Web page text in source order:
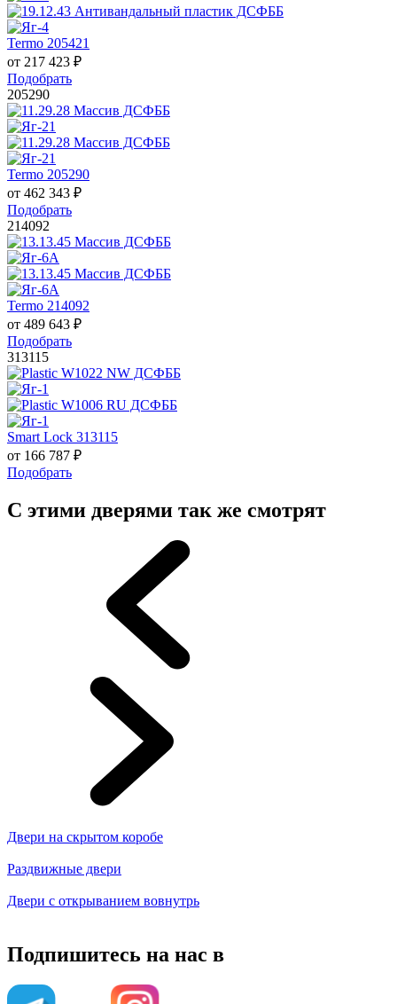
Termo 205421
от 217 423 ₽
Подобрать
205290
Termo 205290
от 462 343 ₽
Подобрать
214092
Termo 214092
от 489 643 ₽
Подобрать
313115
Smart Lock 313115
от 166 787 ₽
Подобрать
С этими дверями так же смотрят
Двери на скрытом коробе
Раздвижные двери
Двери с открыванием вовнутрь
Подпишитесь на нас в